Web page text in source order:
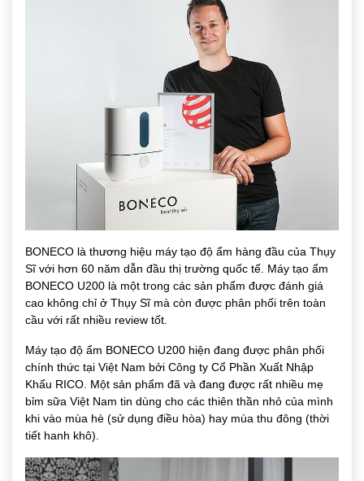
BONECO là thương hiệu máy tạo độ ẩm hàng đầu của Thụy
Sĩ với hơn 60 năm dẫn đầu thị trường quốc tế. Máy tạo ẩm
BONECO U200 là một trong các sản phẩm được đánh giá
cao không chỉ ở Thụy Sĩ mà còn được phân phối trên toàn
cầu với rất nhiều review tốt.
Máy tạo độ ẩm BONECO U200 hiện đang được phân phối
chính thức tại Việt Nam bởi Công ty Cổ Phần Xuất Nhập
Khẩu RICO. Một sản phẩm đã và đang được rất nhiều mẹ
bỉm sữa Việt Nam tin dùng cho các thiên thần nhỏ của mình
khi vào mùa hè (sử dụng điều hòa) hay mùa thu đông (thời
tiết hanh khô).